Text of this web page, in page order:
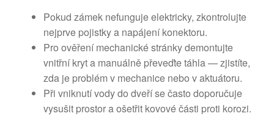
Pokud zámek nefunguje elektricky, zkontrolujte
nejprve pojistky a napájení konektoru.
Pro ověření mechanické stránky demontujte
vnitřní kryt a manuálně převeďte táhla — zjistíte,
zda je problém v mechanice nebo v aktuátoru.
Při vniknutí vody do dveří se často doporučuje
vysušit prostor a ošetřit kovové části proti korozi.